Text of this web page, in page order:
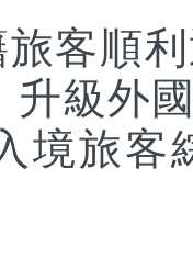
客順利
升級外
境旅客